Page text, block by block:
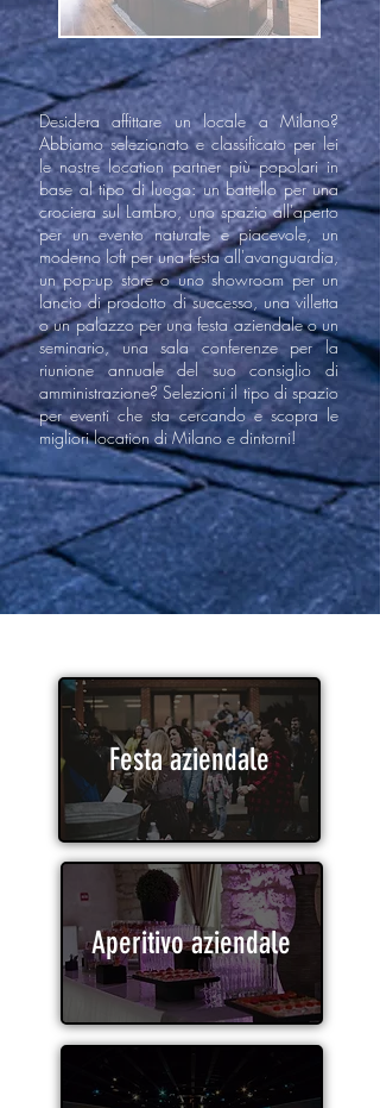
Cocktail aziendale, Bar Mitzvah, Gala
studentesco...
Festa aziendale
Aperitivo aziendale
Desidera affittare un locale a Milano?
Abbiamo selezionato e classificato per lei
le nostre location partner più popolari in
base al tipo di luogo: un battello per una
crociera sul Lambro, uno spazio all'aperto
per un evento naturale e piacevole, un
moderno loft per una festa all'avanguardia,
un pop-up store o uno showroom per un
lancio di prodotto di successo, una villetta
o un palazzo per una festa aziendale o un
seminario, una sala conferenze per la
riunione annuale del suo consiglio di
amministrazione? Selezioni il tipo di spazio
per eventi che sta cercando e scopra le
migliori location di Milano e dintorni!